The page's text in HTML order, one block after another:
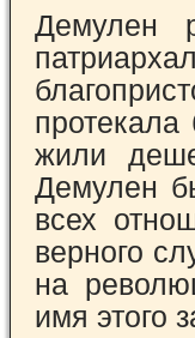
Демулен
жили
Демулен
всех
верного
на
имя этого